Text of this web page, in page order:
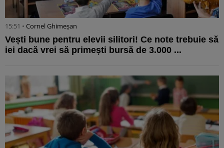
15:51 • Cornel Ghimeșan
Vești bune pentru elevii silitori! Ce note trebuie să
iei dacă vrei să primești bursă de 3.000 ...